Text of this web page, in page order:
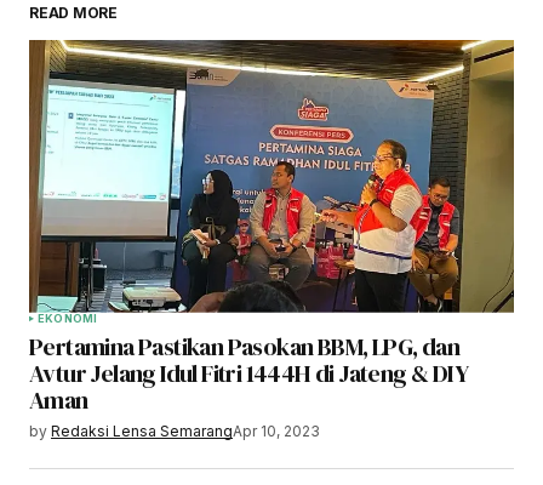
Your Name*
Your E-mail *
Save my name, email, and website in this
browser for the next time I comment.
Submit Comment
READ MORE
EKONOMI
Pertamina Pastikan Pasokan BBM, LPG, dan
Avtur Jelang Idul Fitri 1444H di Jateng & DIY
Aman
by Redaksi Lensa SemarangApr 10, 2023